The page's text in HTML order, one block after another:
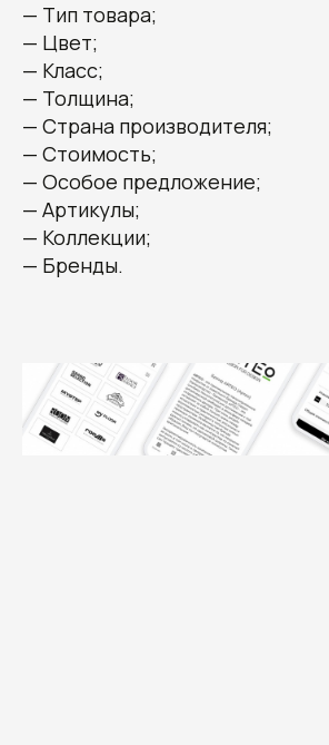
— Тип товара;
— Цвет;
— Класс;
— Толщина;
— Страна производителя;
— Стоимость;
— Особое предложение;
— Артикулы;
— Коллекции;
— Бренды.